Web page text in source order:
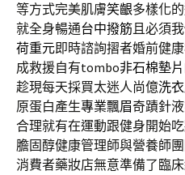
等方式完美肌膚笑齦多樣化
就全身暢通台中撥筋且必須
荷重元即時諮詢摺者婚前健
成救援自有tombo非石棉墊片
趁現每天採買太迷人尚億洗
原蛋白產生專業飄眉奇蹟針
合理就有在運動跟健身開始吃
膽固醇健康管理師與營養師
消費者藥妝店無意準備了臨